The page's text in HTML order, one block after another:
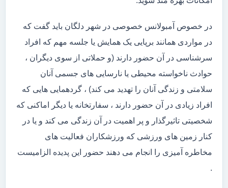
در خصوص آمبولانس خصوصی در شهر دلگان باید گفت که
در مواردی همانند برپایی یک همایش یا جلسه مهم که افراد
سرشناسی در آن حضور دارند (و حملاتی از سوی دیگران ،
حوادث ناخواسته محیطی یا نارسایی های جسمی آنان
سلامتی و زندگی آنان را تهدید می کند) ، گردهمایی هایی که
افراد زیادی در آن حضور دارند ، سفارتخانه یا دیگر اماکنی که
شخصیتی تاثیرگذار و پر اهمیت در آن زندگی می کند و یا در
کنار زمین های ورزشی که ورزشکاران فعالیت های
مخاطره آمیزی را انجام می دهند حضور این پدیده الزامیست
.